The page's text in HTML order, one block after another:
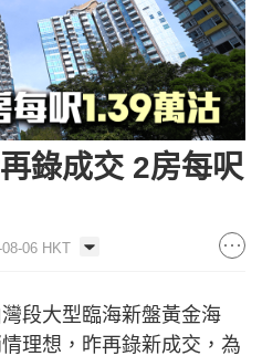
錄成交 2房每呎
06 HKT
段大型臨海新盤黃金海
理想，昨再錄新成交，為